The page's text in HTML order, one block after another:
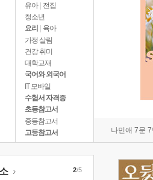
유아 | 전집
청소년
요리
육아
가정 살림
건강 취미
대학교재
국어와 외국어
IT 모바일
수험서 자격증
초등참고서
중등참고서
고등참고서
나민애 7문
2/5